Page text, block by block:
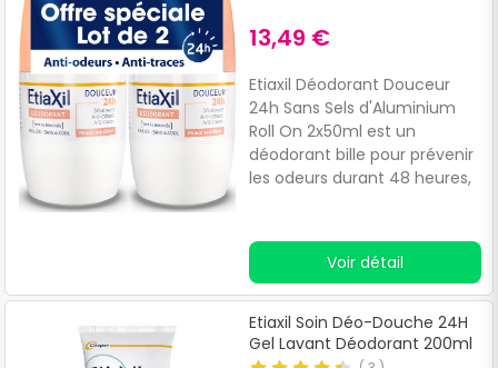
13,49 €
Etiaxil Déodorant Douceur
24h Sans Sels d'Aluminium
Roll On 2x50ml est un
déodorant bille pour prévenir
les odeurs durant 48 heures,
les vêtements, sans entraver
le processus de
transpiration.Formulé avec
de la terre de Diatomée aux
propriétés antibactériennes,
Voir détail
Etiaxil Soin Déo-Douche 24H
Gel Lavant Déodorant 200ml